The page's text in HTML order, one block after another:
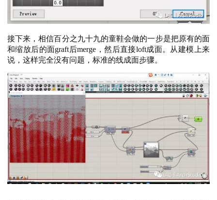
接下来，相信百分之九十九的童鞋会做的一步是把原有的面
和缩放后的面graft后merge，然后直接loft成面。从建模上来
说，这样完全没有问题，标准的线成面步骤。